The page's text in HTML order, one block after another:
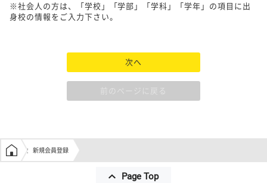
※社会人の方は、「学校」「学部」「学科」「学年」の項目に出
身校の情報をご入力下さい。
次へ
前のページに戻る
学生の窓口トップ
新規会員登録
Page Top